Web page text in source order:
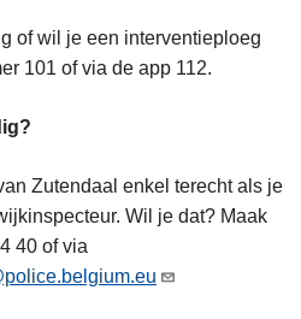
of wil je een interventieploeg
101 of via de app 112.
Zutendaal enkel terecht als je
Wil je dat? Maak
40 of via